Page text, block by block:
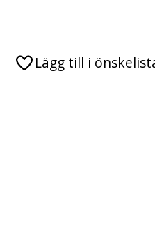
Lägg till i